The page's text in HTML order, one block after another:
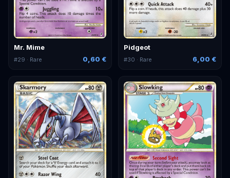
Mr. Mime
#29 · Rare 0,60 €
Pidgeot
#30 · Rare 6,00 €